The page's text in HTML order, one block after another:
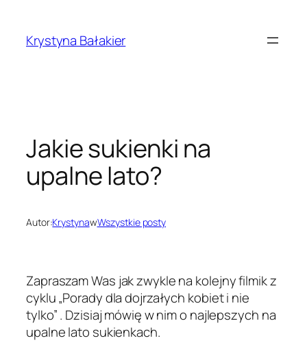
treściKrystyna Bałakier
Jakie sukienki na
upalne lato?
Autor:KrystynawWszystkie posty
Zapraszam Was jak zwykle na kolejny filmik z
cyklu „Porady dla dojrzałych kobiet i nie
tylko” . Dzisiaj mówię w nim o najlepszych na
upalne lato sukienkach.